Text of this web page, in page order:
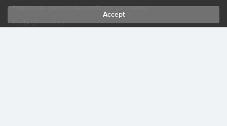
Política de gestión de conflictos de interés
Code of conduct
Accept